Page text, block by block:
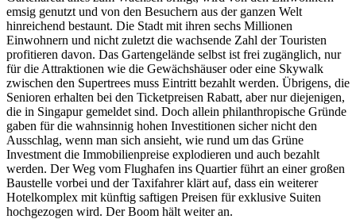
emsig genutzt und von den Besuchern aus der ganzen Welt
hinreichend bestaunt. Die Stadt mit ihren sechs Millionen
Einwohnern und nicht zuletzt die wachsende Zahl der Touristen
profitieren davon. Das Gartengelände selbst ist frei zugänglich, nur
für die Attraktionen wie die Gewächshäuser oder eine Skywalk
zwischen den Supertrees muss Eintritt bezahlt werden. Übrigens, die
Senioren erhalten bei den Ticketpreisen Rabatt, aber nur diejenigen,
die in Singapur gemeldet sind. Doch allein philanthropische Gründe
gaben für die wahnsinnig hohen Investitionen sicher nicht den
Ausschlag, wenn man sich ansieht, wie rund um das Grüne
Investment die Immobilienpreise explodieren und auch bezahlt
werden. Der Weg vom Flughafen ins Quartier führt an einer großen
Baustelle vorbei und der Taxifahrer klärt auf, dass ein weiterer
Hotelkomplex mit künftig saftigen Preisen für exklusive Suiten
hochgezogen wird. Der Boom hält weiter an.